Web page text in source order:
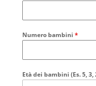
Numero bambini *
Età dei bambini (Es. 5, 3,